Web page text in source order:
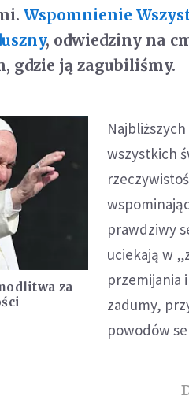
Wspomnienie
, odwiedziny na
gdzie ją zagubiliśmy.
za
wszystkich
prawdziwy
uciekają w
przemijania
zadumy,
powodów